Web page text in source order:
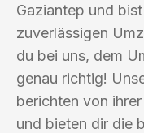
Gaziantep und
zuverlässigen
du bei uns, dem
genau richtig!
berichten von
und bieten dir die